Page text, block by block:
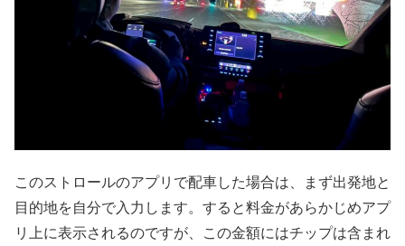
このストロールのアプリで配車した場合は、まず出発地と
目的地を自分で入力します。すると料金があらかじめアプ
リ上に表示されるのですが、この金額にはチップは含まれ